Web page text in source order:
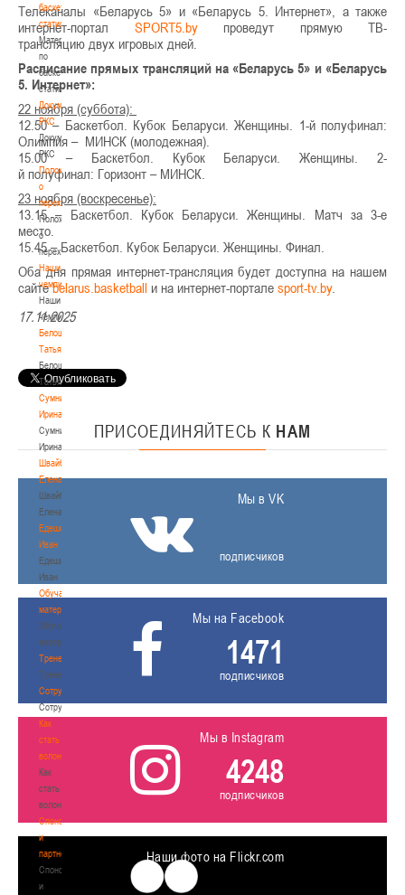
баскетбольной
статистике
Материалы
по
баскетбольной
статистике
Документы
РКС
Документы
РКС
Положение
о
переходах
Положение
о
переходах
Наши
чемпионы
Наши
чемпионы
Белошапко
Татьяна
Белошапко
Татьяна
Сумникова
Ирина
Сумникова
Ирина
Швайбович
Елена
Швайбович
Елена
Едешко
Иван
Едешко
Иван
Обучающие
материалы
Обучающие
материалы
Тренерам
Тренерам
Сотрудничество
Сотрудничество
Как
стать
волонтером
Как
стать
волонтером
Спонсоры
и
партнеры
Спонсоры
и
Телеканалы «Беларусь 5» и «Беларусь 5. Интернет», а также
интернет-портал SPORT5.byпроведут прямую ТВ-
трансляцию двух игровых дней.
Расписание прямых трансляций на «Беларусь 5» и «Беларусь
5. Интернет»:
22 ноября (суббота):
12.50 – Баскетбол. Кубок Беларуси. Женщины. 1-й полуфинал:
Олимпия – МИНСК (молодежная).
15.00 – Баскетбол. Кубок Беларуси. Женщины. 2-
й полуфинал: Горизонт – МИНСК.
23 ноября (воскресенье):
13.15 – Баскетбол. Кубок Беларуси. Женщины. Матч за 3-е
место.
15.45 – Баскетбол. Кубок Беларуси. Женщины. Финал.
Оба дня прямая интернет-трансляция будет доступна на нашем
сайтеbelarus.basketball и на интернет-портале sport-tv.by.
17.11.2025
ПРИСОЕДИНЯЙТЕСЬ К НАМ
Мы в VK
подписчиков
Мы на Facebook
1471
подписчиков
Мы в Instagram
4248
подписчиков
Наши фото на Flickr.com